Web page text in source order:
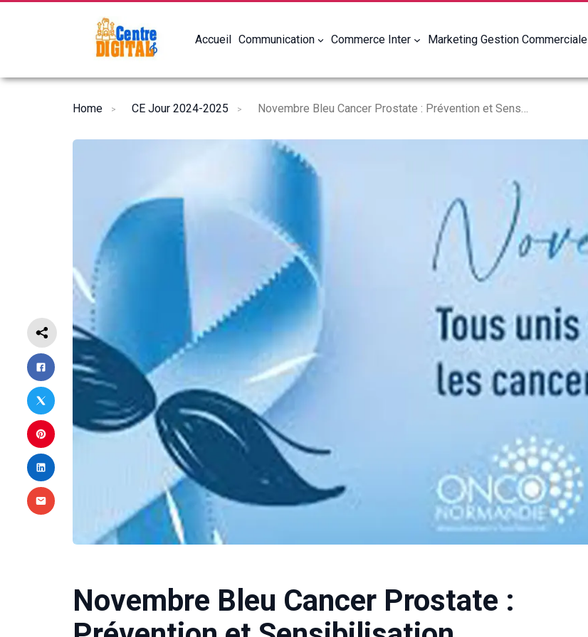
Accueil Communication Commerce Inter Marketing Gestion Commerciale
Home CE Jour 2024-2025
Novembre Bleu Cancer Prostate :